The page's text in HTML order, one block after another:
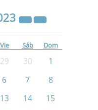
Vie Sáb Dom
29 30
1
6 7
8
13 14
15